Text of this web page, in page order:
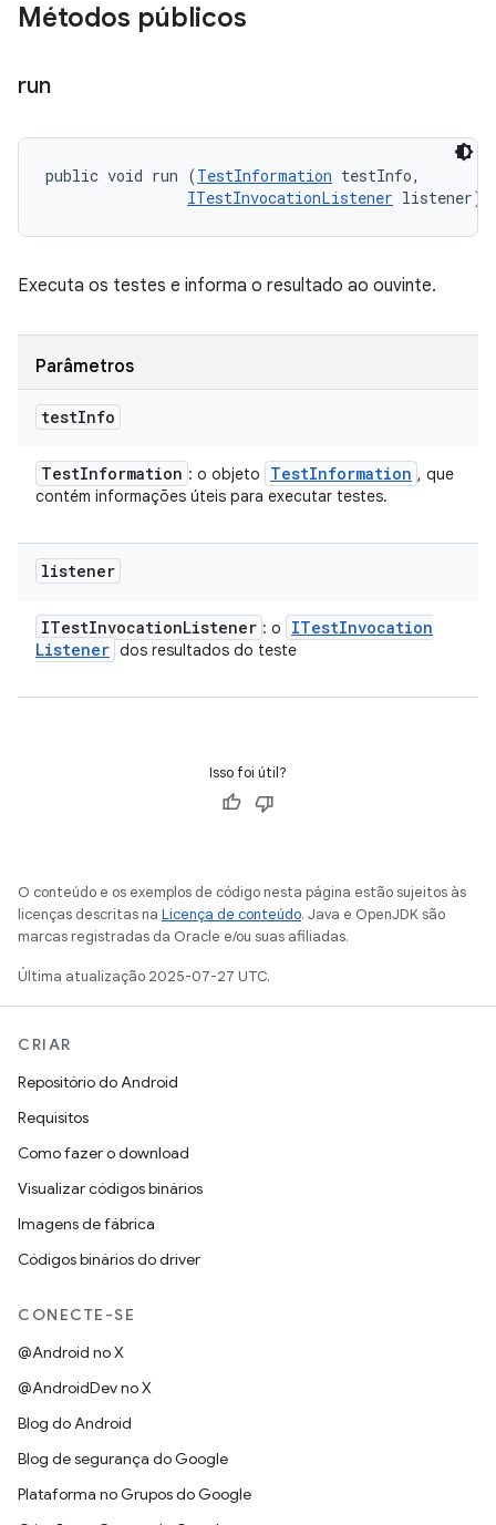
Métodos públicos
run
public void run (TestInformation testInfo,
ITestInvocationListener listener)
Executa os testes e informa o resultado ao ouvinte.
Parâmetros
testInfo
TestInformation : o objeto TestInformation , que
contém informações úteis para executar testes.
listener
ITestInvocationListener : o ITestInvocation
Listener dos resultados do teste
Isso foi útil?
O conteúdo e os exemplos de código nesta página estão sujeitos às
licenças descritas na Licença de conteúdo. Java e OpenJDK são
marcas registradas da Oracle e/ou suas afiliadas.
Última atualização 2025-07-27 UTC.
CRIAR
Repositório do Android
Requisitos
Como fazer o download
Visualizar códigos binários
Imagens de fábrica
Códigos binários do driver
CONECTE-SE
@Android no X
@AndroidDev no X
Blog do Android
Blog de segurança do Google
Plataforma no Grupos do Google